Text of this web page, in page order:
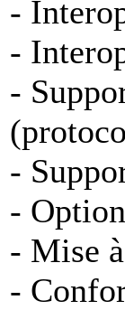
-
-
-
-
-
- Mise
-